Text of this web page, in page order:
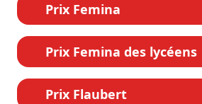
Prix Femina
Prix Femina des lycéens
Prix Flaubert